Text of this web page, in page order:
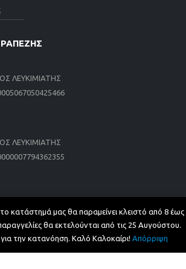
κατάστημά μας θα παραμείνει κλειστό από 8 έως
θα εκτελούνται από τις 25 Αυγούστου.
την κατανόηση. Καλό Καλοκαίρι! Απόρριψη
ΛΕΥΚΙΜΙΑΤΗΣ
ΛΕΥΚΙΜΙΑΤΗΣ
11253